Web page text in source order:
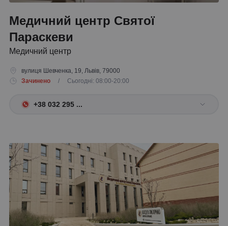
Медичний центр Святої
Параскеви
Медичний центр
вулиця Шевченка, 19, Львів, 79000
Зачинено
/ Сьогодні: 08:00-20:00
+38 032 295 ...